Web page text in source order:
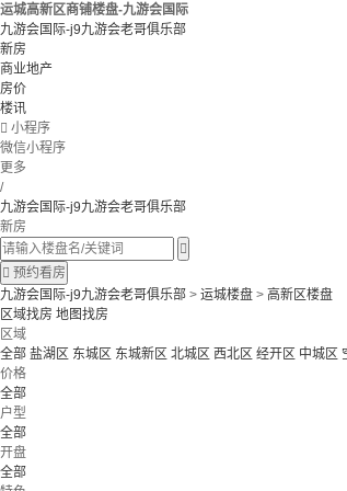
运城高新区商铺楼盘-九游会国际
九游会国际-j9九游会老哥俱乐部
新房
商业地产
房价
楼讯
 小程序
微信小程序
更多
/
九游会国际-j9九游会老哥俱乐部
新房

 预约看房
九游会国际-j9九游会老哥俱乐部 > 运城楼盘 > 高新区楼盘
区域找房 地图找房
区域
全部 盐湖区 东城区 东城新区 北城区 西北区 经开区 中城区
价格
全部
户型
全部
开盘
全部